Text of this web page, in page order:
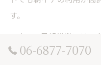
す。
一方で、早朝営業には
など、店舗運営上の課題
06-6877-7070